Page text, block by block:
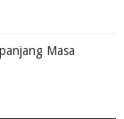
Masa